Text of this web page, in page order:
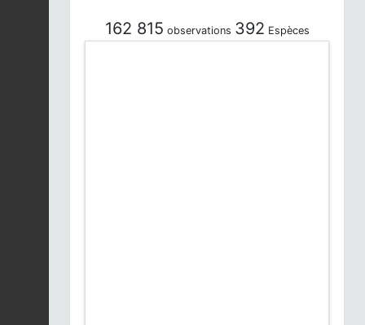
162 815 observations 392 Espèces